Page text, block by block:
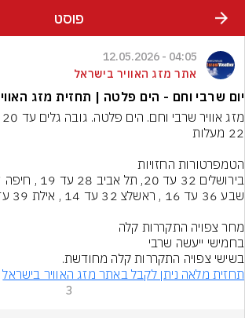
פוסט
04:05 - 12.05.2026
אתר מזג האוויר בישראל
יום שרבי וחם - הים פלטה | תחזית מזג
22 מעלות
הטמפרטורות החזויות
בשישי צפויה התקררות קלה מחודשת.
תחזית מלאה ניתן לקבל באתר מזג האוויר בישראל
3